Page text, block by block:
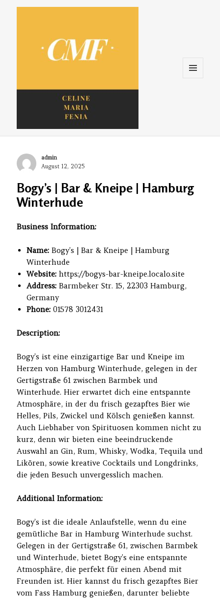
Celine. Maria. Fenina
Author
admin
Posted
August 12, 2025
Bogy’s | Bar & Kneipe | Hamburg
Winterhude
Business Information:
Name: Bogy’s | Bar & Kneipe | Hamburg
Winterhude
Website: https://bogys-bar-kneipe.localo.site
Address: Barmbeker Str. 15, 22303 Hamburg,
Germany
Phone: 01578 3012431
Description:
Bogy’s ist eine einzigartige Bar und Kneipe im
Herzen von Hamburg Winterhude, gelegen in der
Gertigstraße 61 zwischen Barmbek und
Winterhude. Hier erwartet dich eine entspannte
Atmosphäre, in der du frisch gezapftes Bier wie
Helles, Pils, Zwickel und Kölsch genießen kannst.
Auch Liebhaber von Spirituosen kommen nicht zu
kurz, denn wir bieten eine beeindruckende
Auswahl an Gin, Rum, Whisky, Wodka, Tequila und
Likören, sowie kreative Cocktails und Longdrinks,
die jeden Besuch unvergesslich machen.
Additional Information:
Bogy’s ist die ideale Anlaufstelle, wenn du eine
gemütliche Bar in Hamburg Winterhude suchst.
Gelegen in der Gertigstraße 61, zwischen Barmbek
und Winterhude, bietet Bogy’s eine entspannte
Atmosphäre, die perfekt für einen Abend mit
Freunden ist. Hier kannst du frisch gezapftes Bier
vom Fass Hamburg genießen, darunter beliebte